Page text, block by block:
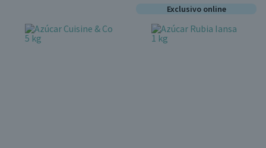
Exclusivo online